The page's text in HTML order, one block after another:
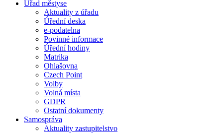
Úřad městyse
Aktuality z úřadu
Úřední deska
e-podatelna
Povinné informace
Úřední hodiny
Matrika
Ohlašovna
Czech Point
Volby
Volná místa
GDPR
Ostatní dokumenty
Samospráva
Aktuality zastupitelstvo